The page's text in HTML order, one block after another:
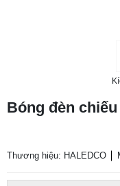
Bóng đèn
Thương hiệu: HALEDCO